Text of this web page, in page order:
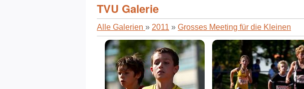
TVU Galerie
Alle Galerien » 2011 » Grosses Meeting für die Kleinen